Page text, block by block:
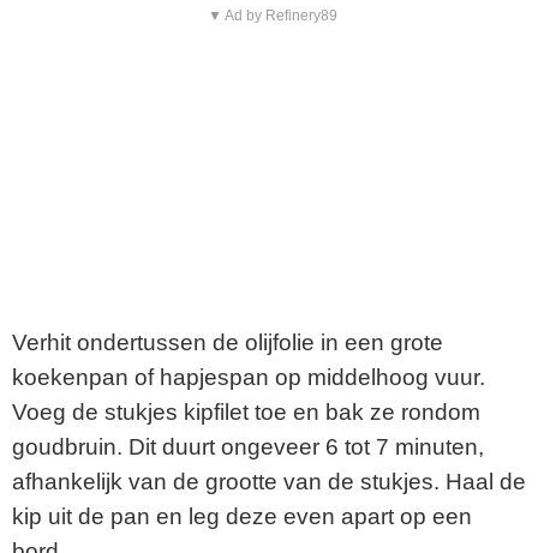
▼ Ad by Refinery89
Verhit ondertussen de olijfolie in een grote
koekenpan of hapjespan op middelhoog vuur.
Voeg de stukjes kipfilet toe en bak ze rondom
goudbruin. Dit duurt ongeveer 6 tot 7 minuten,
afhankelijk van de grootte van de stukjes. Haal de
kip uit de pan en leg deze even apart op een